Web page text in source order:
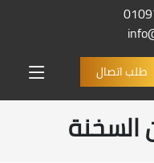
طلب اتصال
السخنة